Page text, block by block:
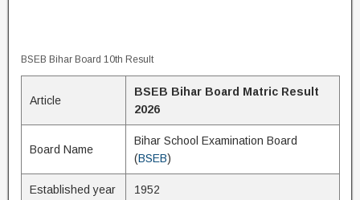
BSEB Bihar Board 10th Result
Article
BSEB Bihar Board Matric Result
2026
Board Name
Bihar School Examination Board
(BSEB)
Established year 1952